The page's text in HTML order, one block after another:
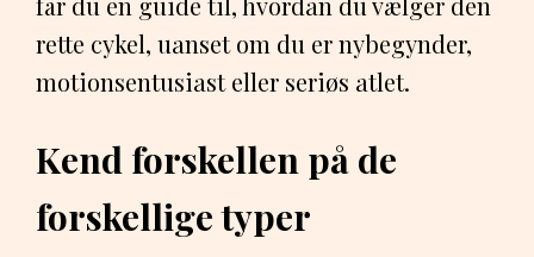
rette cykel, uanset om du er nybegynder,
motionsentusiast eller seriøs atlet.
Kend forskellen på de
forskellige typer